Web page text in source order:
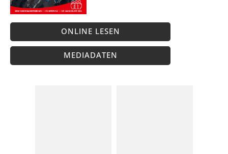
ONLINE LESEN
MEDIADATEN